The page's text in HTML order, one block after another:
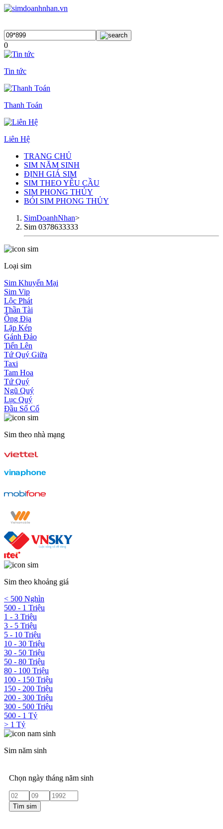
0
Tin tức
Thanh Toán
Liên Hệ
TRANG CHỦ
SIM NĂM SINH
ĐỊNH GIÁ SIM
SIM THEO YÊU CẦU
SIM PHONG THỦY
BÓI SIM PHONG THỦY
SimDoanhNhan>
Sim 0378633333
Loại sim
Sim Khuyến Mại
Sim Vip
Lộc Phát
Thần Tài
Ông Địa
Lặp Kép
Gánh Đảo
Tiến Lên
Tứ Quý Giữa
Taxi
Tam Hoa
Tứ Quý
Ngũ Quý
Lục Quý
Đầu Số Cổ
Sim theo nhà mạng
Sim theo khoảng giá
< 500 Nghìn
500 - 1 Triệu
1 - 3 Triệu
3 - 5 Triệu
5 - 10 Triệu
10 - 30 Triệu
30 - 50 Triệu
50 - 80 Triệu
80 - 100 Triệu
100 - 150 Triệu
150 - 200 Triệu
200 - 300 Triệu
300 - 500 Triệu
500 - 1 Tỷ
> 1 Tỷ
Sim năm sinh
Chọn ngày tháng năm sinh
Tìm sim